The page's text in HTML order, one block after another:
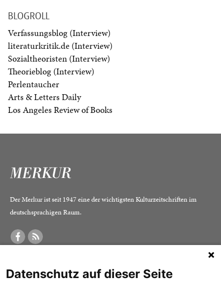
BLOGROLL
Verfassungsblog (Interview)
literaturkritik.de (Interview)
Sozialtheoristen (Interview)
Theorieblog (Interview)
Perlentaucher
Arts & Letters Daily
Los Angeles Review of Books
Der Merkur ist seit 1947 eine der wichtigsten Kulturzeitschriften im
deutschsprachigen Raum.
Was ist der Merkur? Alle Abos im Überblick Impressum
Datenschutz auf dieser Seite